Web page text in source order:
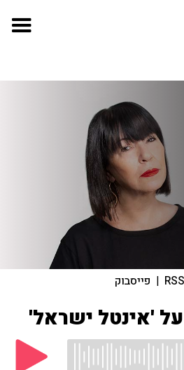
RSS
| פייסבוק
'אינטל ישראל'